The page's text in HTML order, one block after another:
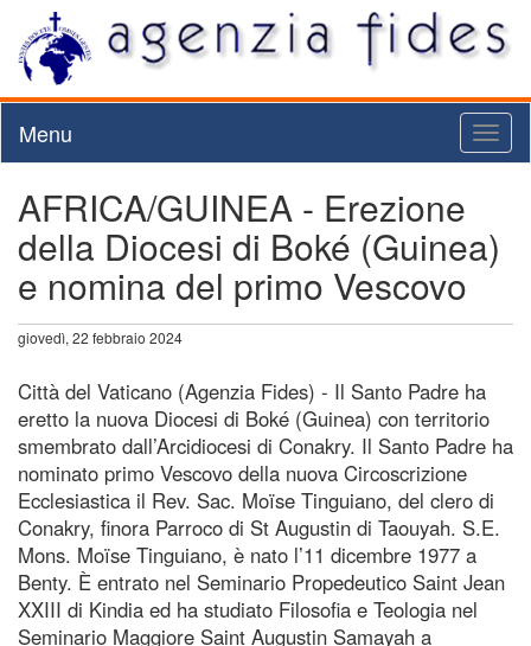
Menu
AFRICA/GUINEA - Erezione
della Diocesi di Boké (Guinea)
e nomina del primo Vescovo
giovedì, 22 febbraio 2024
Città del Vaticano (Agenzia Fides) - Il Santo Padre ha
eretto la nuova Diocesi di Boké (Guinea) con territorio
smembrato dall’Arcidiocesi di Conakry. Il Santo Padre ha
nominato primo Vescovo della nuova Circoscrizione
Ecclesiastica il Rev. Sac. Moïse Tinguiano, del clero di
Conakry, finora Parroco di St Augustin di Taouyah. S.E.
Mons. Moïse Tinguiano, è nato l’11 dicembre 1977 a
Benty. È entrato nel Seminario Propedeutico Saint Jean
XXIII di Kindia ed ha studiato Filosofia e Teologia nel
Seminario Maggiore Saint Augustin Samayah a